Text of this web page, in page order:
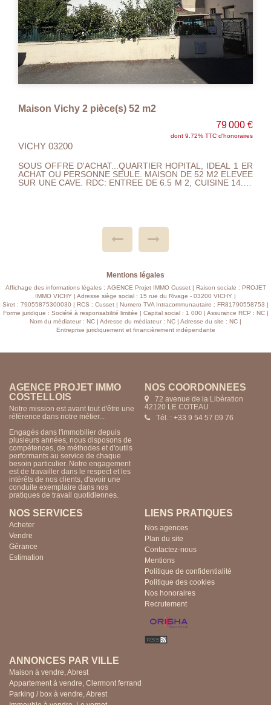
MAISON DE VILLE VICHY - 6 pièce(s) - 110 m2
190 000 €
dont 4.97% TTC d'honoraires
VICHY 03200
VICHY AU CALME...MAISON DE 110 M2 ELEVEE SUR
SOUS SOL PROXIMITE DU QUARTIER JEANNE D'ARC
HYPER ET DRIVE.LE NIVEAU PRINCIPAL SE COMPOSE
WC,BUREAU,CHAUFFERIE ET GARAGE.~ REZ DE JARDIN
D'AMENAGEE ET CAVE.~JARDIN PLEIN SUD CHAUFF
GAZ,DOUBLE~VITRAGE,VOLETS ELECTRIQUE,GARAGE 2
Mentions légales
Affichage des informations légales : AGENCE Projet IMMO Cusset | Raison sociale : PROJET
IMMO VICHY | Adresse siège social : 15 rue du Rivage - 03200 VICHY |
Siret : 79055875300030 | RCS : Cusset | Numero TVA Intracommunautaire : FR81790558753 |
Forme juridique : Société à responsabilité limitée | Capital social : 1 000 | Assurance RCP : NC |
Nom du médiateur : NC | Adresse du médiateur : NC | Adresse du site : NC |
Entreprise juridiquement et financièrement indépendante
AGENCE PROJET IMMO
CUSSET
Notre mission est avant tout d'être une
référence dans notre métier...
Engagés dans l'immobilier depuis
plusieurs années, nous disposons de
compétences, de méthodes et d'outils
performants au service de chaque
besoin particulier. Notre engagement
est de travailler dans le respect et les
intérêts de nos clients, d'avoir une
conduite exemplaire dans nos
pratiques de travail quotidiennes.
NOS COORDONNÉES
15 rue du Rivage
03200 VICHY
Tél. : +33 4 70 57 85 24
NOS SERVICES
Acheter
Vendre
Gérance
Estimation
LIENS PRATIQUES
Nos agences
Plan du site
Contactez-nous
Mentions
Politique de confidentialité
Politique des cookies
Nos honoraires
Recrutement
ANNONCES PAR VILLE
Maison à vendre, Abrest
Appartement à vendre, Clermont ferrand
Parking / box à vendre, Abrest